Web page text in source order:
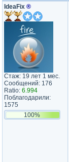
IdeaFix ®
Стаж: 19 лет 1 мес.
Сообщений: 176
Ratio: 6.994
Поблагодарили:
1575
100%